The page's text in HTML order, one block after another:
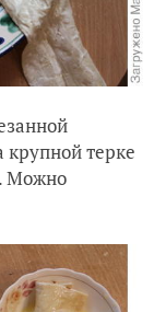
терке
Можно